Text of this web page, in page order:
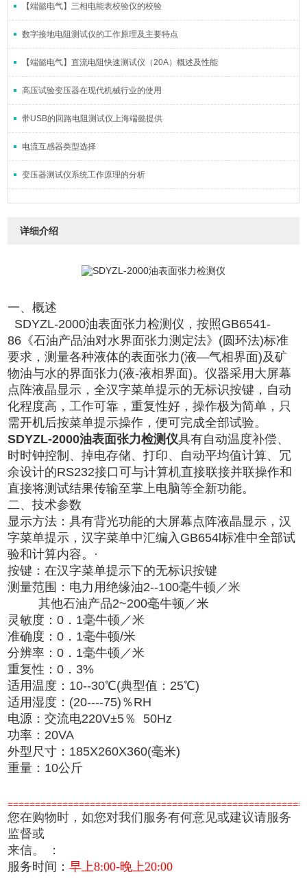
【端懿电气】三相电能表校验仪的校验
数字接地电阻测试仪的工作原理及主要特点
【端懿电气】直流电阻快速测试仪（20A）概述及性能
高压试验变压器在现代机械行业的使用
带USB的回路电阻测试仪上海端懿提供
电流互感器类型选择
变压器测试仪系统工作原理的分析
详细介绍
一、概述
SDYZL-2000油表面张力检测仪 ，按照GB6541-
86 《石油产品油对水界面张力测定法》 (圆环法)标准
要求，测量各种液体的表面张力(液—气相界面)及矿
物油与水的界面张力(液-液相界面)。仪器采用大屏幕
点阵液晶显示，全汉字菜单提示的无标识按键，自动
化程度高，工作可靠，重复性好，操作极为简单，只
需开机后按菜单提示操作，便可完成全部试验。
SDYZL-2000油表面张力检测仪具有自动温度补偿、
时时钟控制、掉电存储、打印、自动平均值计算、冗
余设计的RS232接口可与计算机直接联接并联操作和
直接将测试结果传输至掌上电脑等全新功能。
二、技术参数
显示方法：具有背光功能的大屏幕点阵液晶显示，汉
字菜单提示，汉字菜单中汇编入 GB654l标准中全部试
验和计算内容。·
按键：在汉字菜单提示下的无标识按键
测量范围：电力用绝缘油2--100毫牛顿／米
其他石油产品2~200毫牛顿／米
灵敏度：0 ． 1毫牛顿／米
准确度：0 ． 1毫牛顿/米
分辨率：0 ． 1毫牛顿／米
重复性：0 ． 3%
适用温度： 10--30℃(典型值： 25℃)
适用湿度： (20----75) ％RH
电源：交流电220V±5％
50Hz
功率： 20VA
外型尺寸： 185X260X360(毫米)
重量： 10公斤
您在购物时，如您对我们服务有何意见或建议请服务
监督或
来信。
：
服务时间：早上8:00-晚上20:00